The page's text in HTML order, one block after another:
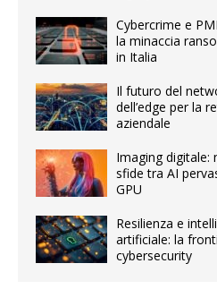
Cybercrime e
la minaccia
in Italia
Il futuro del
dell’edge per la
aziendale
Imaging digitale:
sfide tra AI
GPU
Resilienza e
artificiale: la
cybersecurity